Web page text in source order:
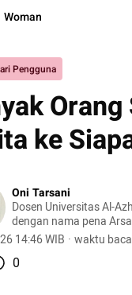
Woman
Pengguna
ke
Oni Tarsani
Dosen Universitas Al-
dengan nama pena
tentang pendidikan,
14:46 WIB · waktu
0